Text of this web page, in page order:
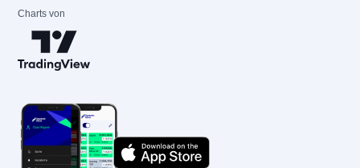
Charts von